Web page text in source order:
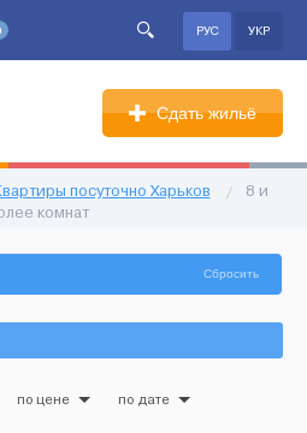
РУС УКР
Сдать жильё
посуточно Харьков /
8 и
комнат
Сбросить
по цене по дате